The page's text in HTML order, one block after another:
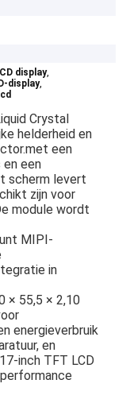
display,
display,
Crystal
helderheid en
een
een
scherm levert
zijn voor
module wordt
MIPI-
in
× 55,5 × 2,10
energieverbruik
en
inch TFT LCD